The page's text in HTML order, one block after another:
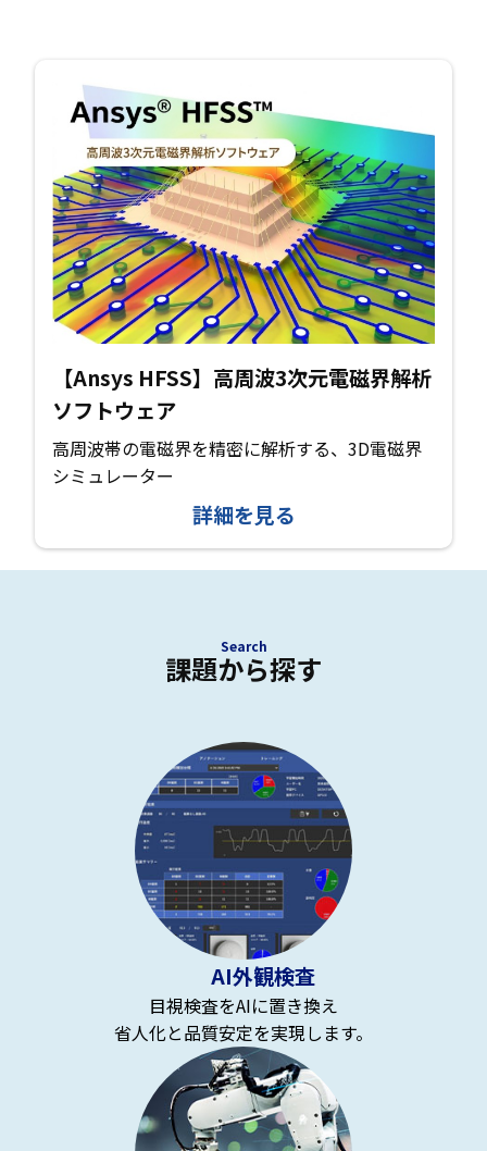
【Ansys HFSS】高周波3次元電磁界解析
ソフトウェア
高周波帯の電磁界を精密に解析する、3D電磁界
シミュレーター
詳細を見る
Search
課題から探す
AI外観検査
目視検査をAIに置き換え
省人化と品質安定を実現します。